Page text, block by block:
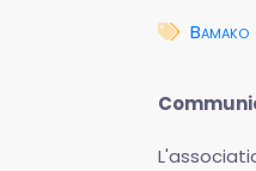
Bamako